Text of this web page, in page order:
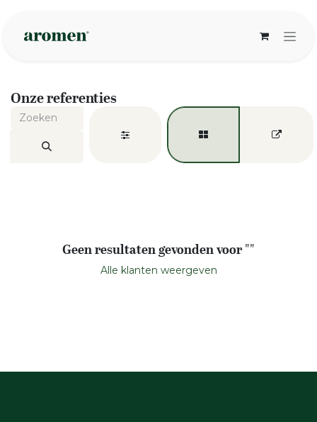
Onze referenties
Geen resultaten gevonden voor ""
Alle klanten weergeven